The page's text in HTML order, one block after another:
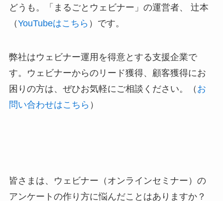
どうも。「まるごとウェビナー」の運営者、 辻本
（YouTubeはこちら ）です。
弊社はウェビナー運用を得意とする支援企業で
す。ウェビナーからのリード獲得、顧客獲得にお
困りの方は、ぜひお気軽にご相談ください。（ お
問い合わせはこちら ）
皆さまは、ウェビナー（オンラインセミナー）の
アンケートの作り方に悩んだことはありますか？